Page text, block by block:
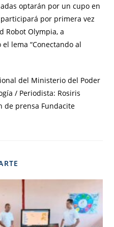
optarán por un cupo en
por primera vez
Robot Olympia, a
lema “Conectando al
del Ministerio del Poder
/ Periodista: Rosiris
de prensa Fundacite